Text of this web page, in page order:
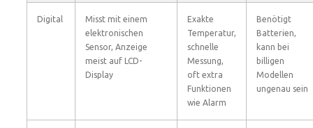
Digital
Misst mit einem
elektronischen
Sensor, Anzeige
meist auf LCD-
Display
Exakte
Temperatur,
schnelle
Messung,
oft extra
Funktionen
wie Alarm
Benötigt
Batterien,
kann bei
billigen
Modellen
ungenau sein